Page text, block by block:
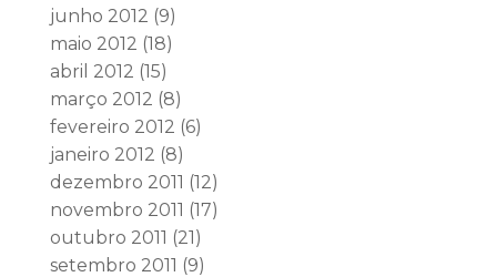
junho 2012 (9)
maio 2012 (18)
abril 2012 (15)
março 2012 (8)
fevereiro 2012 (6)
janeiro 2012 (8)
dezembro 2011 (12)
novembro 2011 (17)
outubro 2011 (21)
setembro 2011 (9)